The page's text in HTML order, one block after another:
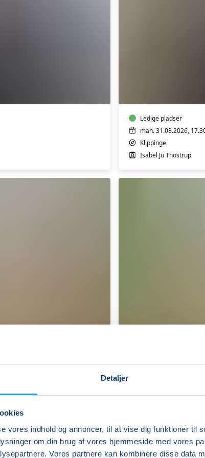
Detaljer
vores indhold og annoncer, til at vise dig funktioner til
om din brug af vores hjemmeside med vores
Vores partnere kan kombinere disse data
Ledige pladser
man. 31.08.2026,
Klippinge
Isabel Ju Thostrup
Yoga
Med